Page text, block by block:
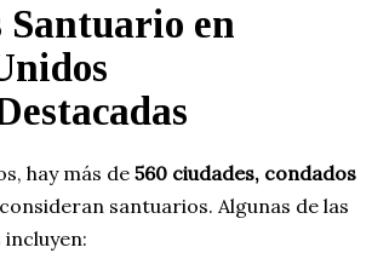
Santuario en
hay más de560 ciudades, condados
santuarios. Algunas de las